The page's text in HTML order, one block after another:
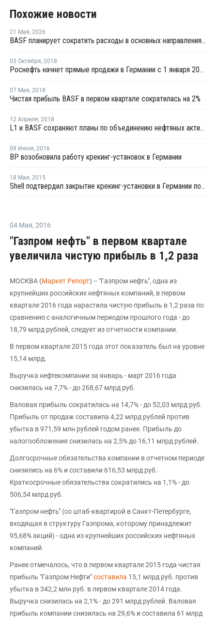
Похожие новости
21 Мая, 2026
BASF планирует сократить расходы в основных направлениях деятельности на 20% к 2029 году
03 Октября, 2018
Роснефть начнет прямые продажи в Германии с 1 января 2019 года
07 Мая, 2018
Чистая прибыль BASF в первом квартале сократилась на 2%
12 Апреля, 2018
L1 и BASF сохраняют планы по объединению нефтяных активов
09 Июня, 2016
BP возобновила работу крекинг-установок в Германии
18 Мая, 2015
Shell подтвердил закрытие крекинг-установки в Германии после пожара 10 мая
04 Мая, 2016
"Газпром нефть" в первом квартале
увеличила чистую прибыль в 1,2 раза
МОСКВА (Маркет Репорт) -- "Газпром нефть", одна из
крупнейших российских нефтяных компаний, в первом
квартале 2016 года нарастила чистую прибыль в 1,2 раза по
сравнению с аналогичным периодом прошлого года - до
18,79 млрд рублей, следует из отчетности компании.
В первом квартале 2015 года этот показатель был на уровне
15,14 млрд.
Выручка нефтекомпании за январь - март 2016 года
снизилась на 7,7% - до 268,67 млрд руб.
Валовая прибыль сократилась на 14,7% - до 52,03 млрд руб.
Прибыль от продаж составила 4,22 млрд рублей против
убытка в 971,59 млн рублей годом ранее. Прибыль до
налогообложения снизилась на 2,5% до 16,11 млрд рублей.
Долгосрочные обязательства компании в отчетном периоде
снизились на 6% и составили 616,53 млрд руб.
Краткосрочные обязательства сократились на 1,1% - до
506,54 млрд руб.
"Газпром нефть" (со штаб-квартирой в Санкт-Петербурге,
входящая в структуру Газпрома, которому принадлежит
95,68% акций) - одна из крупнейших российских нефтяных
компаний.
Ранее отмечалось, что в первом квартале 2015 года чистая
прибыль "Газпром Нефти"составила 15,1 млрд руб. против
убытка в 342,2 млн руб. в первом квартале 2014 года.
Выручка снизилась на 2,1% - до 291 млрд рублей. Валовая
прибыль компании снизилась на 29,6% и составила 61 млрд